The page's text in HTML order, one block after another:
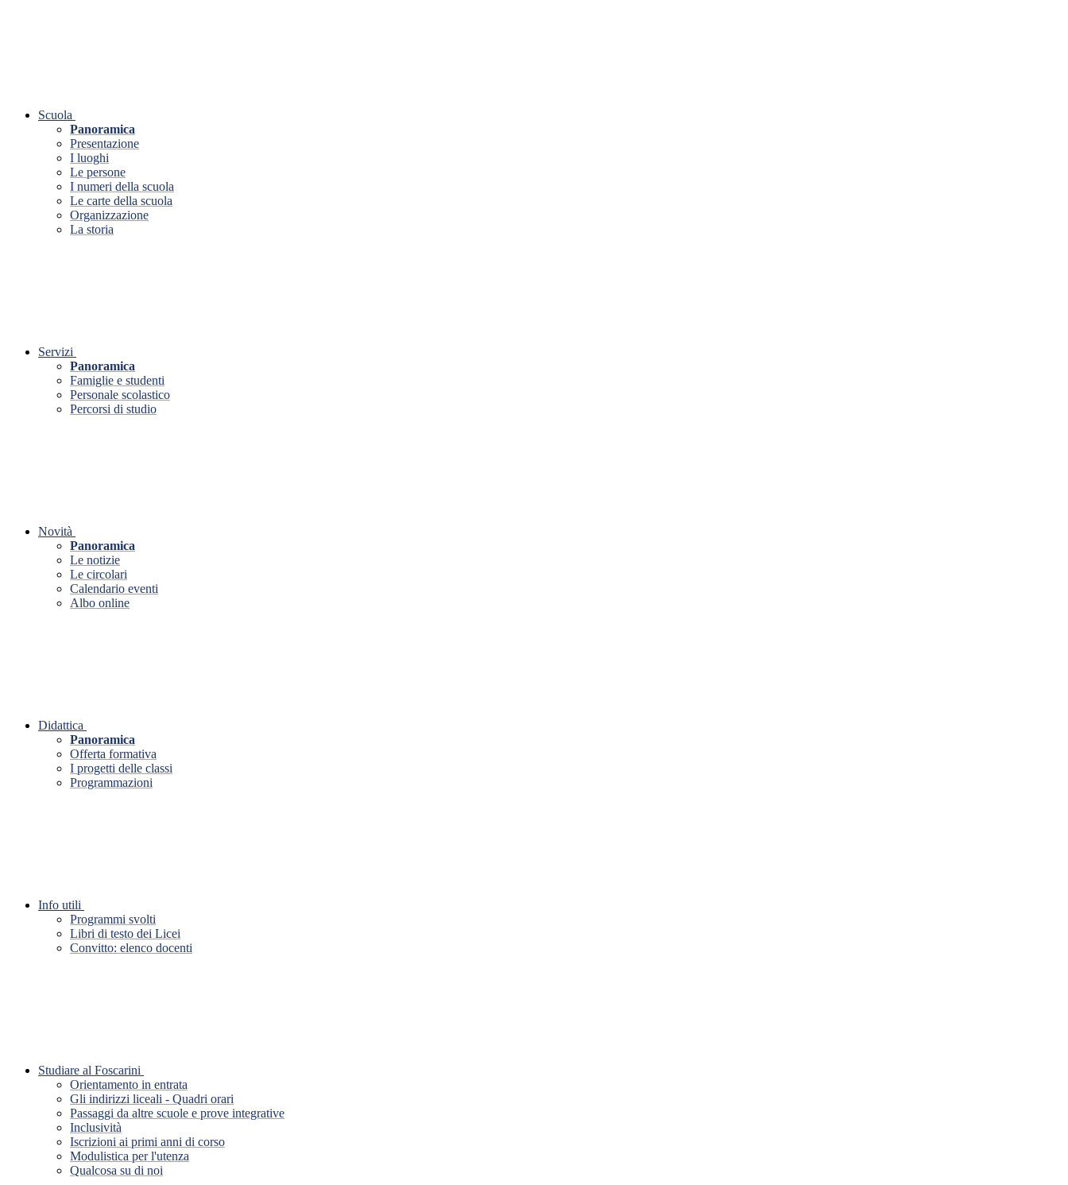
Scuola
Panoramica
Presentazione
I luoghi
Le persone
I numeri della scuola
Le carte della scuola
Organizzazione
La storia
Servizi
Panoramica
Famiglie e studenti
Personale scolastico
Percorsi di studio
Novità
Panoramica
Le notizie
Le circolari
Calendario eventi
Albo online
Didattica
Panoramica
Offerta formativa
I progetti delle classi
Programmazioni
Info utili
Programmi svolti
Libri di testo dei Licei
Convitto: elenco docenti
Studiare al Foscarini
Orientamento in entrata
Gli indirizzi liceali - Quadri orari
Passaggi da altre scuole e prove integrative
Inclusività
Iscrizioni ai primi anni di corso
Modulistica per l'utenza
Qualcosa su di noi